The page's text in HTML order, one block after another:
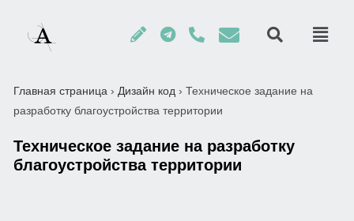
Главная страница › Дизайн код › Техническое задание на
разработку благоустройства территории
Техническое задание на разработку
благоустройства территории